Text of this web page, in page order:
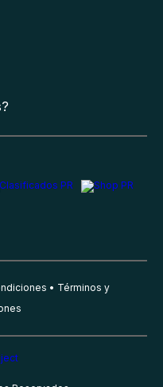
Términos y